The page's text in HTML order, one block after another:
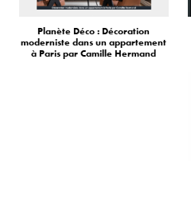
Planète Déco : Décoration
moderniste dans un appartement
à Paris par Camille Hermand